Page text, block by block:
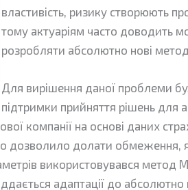
властивість, ризику створюють
тому актуаріям часто доводить
розробляти абсолютно нові
Для вирішення даної проблеми
підтримки прийняття рішень для
компанії на основі даних
дозволило долати обмеження,
використовувався
адаптації до